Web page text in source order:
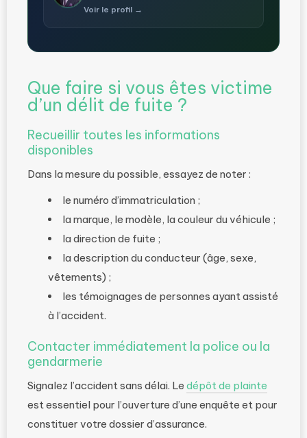
Voir le profil →
Que faire si vous êtes victime
d’un délit de fuite ?
Recueillir toutes les informations
disponibles
Dans la mesure du possible, essayez de noter :
le numéro d’immatriculation ;
la marque, le modèle, la couleur du véhicule ;
la direction de fuite ;
la description du conducteur (âge, sexe,
vêtements) ;
les témoignages de personnes ayant assisté
à l’accident.
Contacter immédiatement la police ou la
gendarmerie
Signalez l’accident sans délai. Le dépôt de plainte
est essentiel pour l’ouverture d’une enquête et pour
constituer votre dossier d’assurance.